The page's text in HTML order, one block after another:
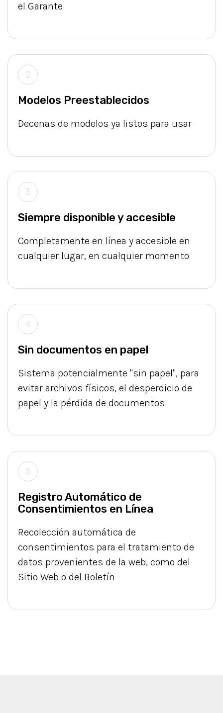
el Garante
2
Modelos Preestablecidos
Decenas de modelos ya listos para usar
3
Siempre disponible y accesible
Completamente en línea y accesible en
cualquier lugar, en cualquier momento
4
Sin documentos en papel
Sistema potencialmente "sin papel", para
evitar archivos físicos, el desperdicio de
papel y la pérdida de documentos
5
Registro Automático de
Consentimientos en Línea
Recolección automática de
consentimientos para el tratamiento de
datos provenientes de la web, como del
Sitio Web o del Boletín